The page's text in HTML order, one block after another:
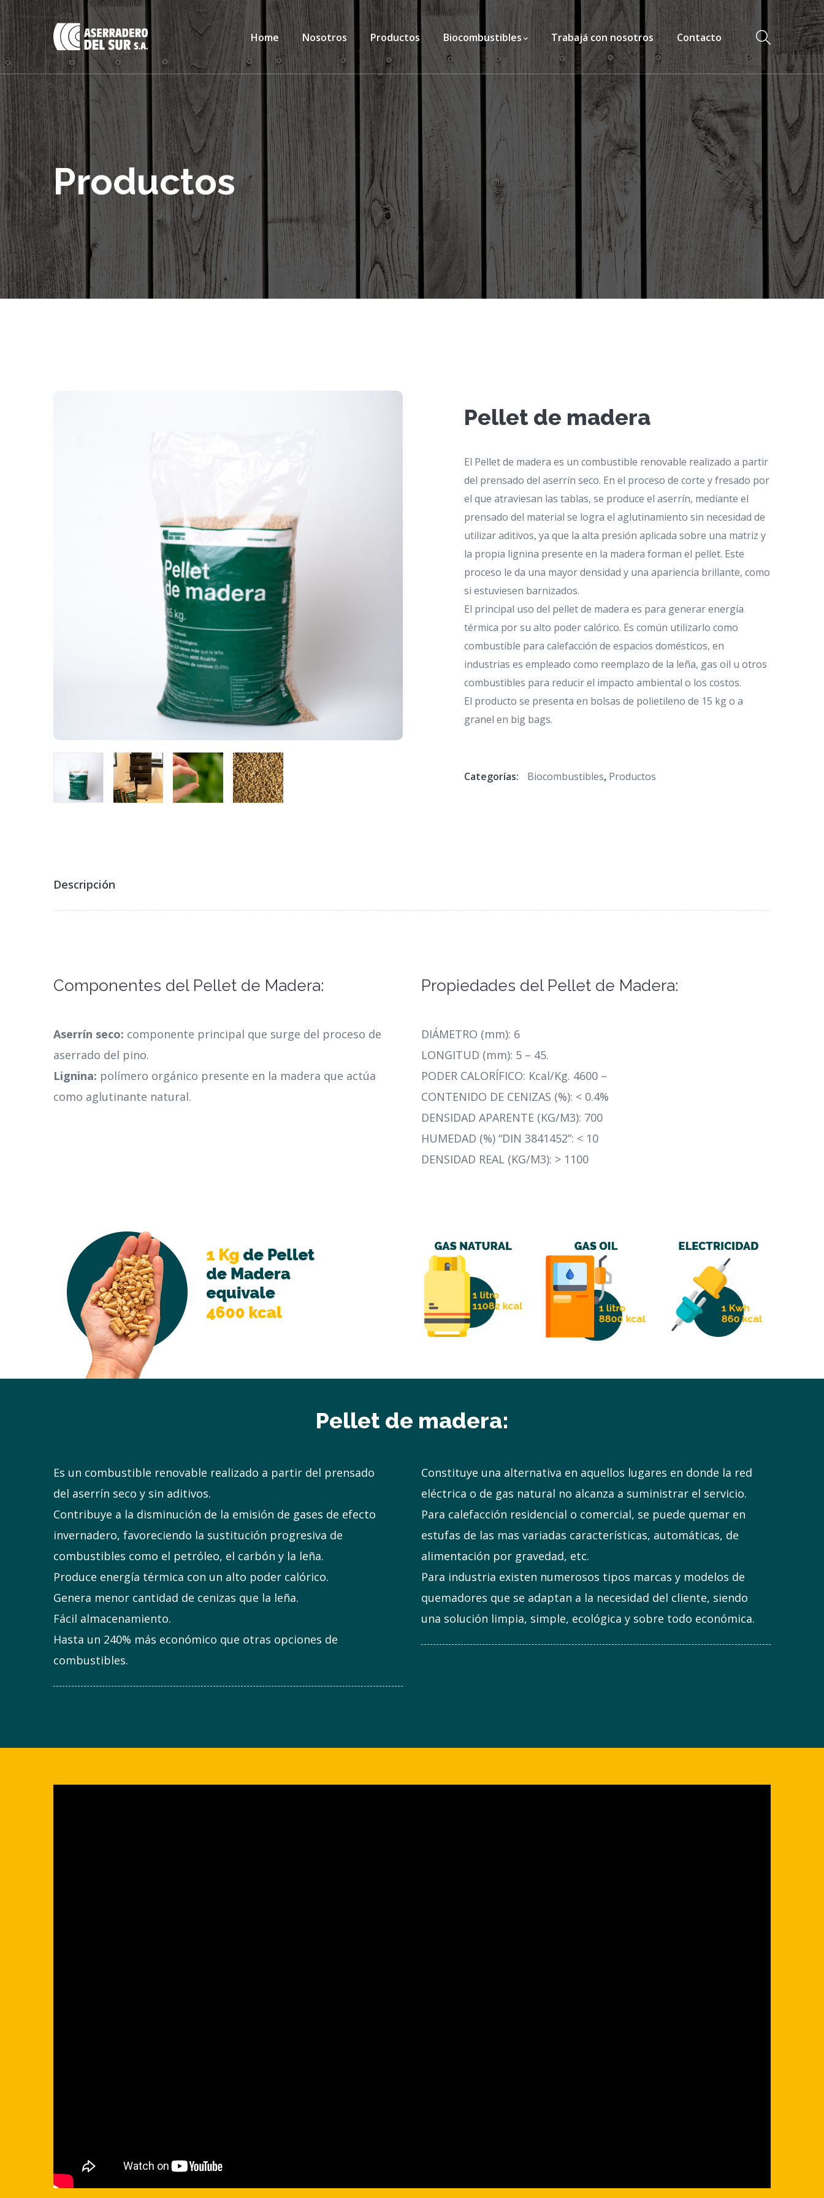
Home Nosotros Productos Biocombustibles Trabajá con nosotros Contacto
Productos
Pellet de madera
El Pellet de madera es un combustible renovable realizado a partir
del prensado del aserrín seco. En el proceso de corte y fresado por
el que atraviesan las tablas, se produce el aserrín, mediante el
prensado del material se logra el aglutinamiento sin necesidad de
utilizar aditivos, ya que la alta presión aplicada sobre una matriz y
la propia lignina presente en la madera forman el pellet. Este
proceso le da una mayor densidad y una apariencia brillante, como
si estuviesen barnizados.
El principal uso del pellet de madera es para generar energía
térmica por su alto poder calórico. Es común utilizarlo como
combustible para calefacción de espacios domésticos, en
industrias es empleado como reemplazo de la leña, gas oil u otros
combustibles para reducir el impacto ambiental o los costos.
El producto se presenta en bolsas de polietileno de 15 kg o a
granel en big bags.
Categorías: Biocombustibles, Productos
Descripción
Componentes del Pellet de Madera:
Aserrín seco: componente principal que surge del proceso de
aserrado del pino.
Lignina: polímero orgánico presente en la madera que actúa
como aglutinante natural.
Propiedades del Pellet de Madera:
DIÁMETRO (mm): 6
LONGITUD (mm): 5 – 45.
PODER CALORÍFICO: Kcal/Kg. 4600 –
CONTENIDO DE CENIZAS (%): < 0.4%
DENSIDAD APARENTE (KG/M3): 700
HUMEDAD (%) “DIN 3841452”: < 10
DENSIDAD REAL (KG/M3): > 1100
Pellet de madera:
Es un combustible renovable realizado a partir del prensado
del aserrín seco y sin aditivos.
Contribuye a la disminución de la emisión de gases de efecto
invernadero, favoreciendo la sustitución progresiva de
combustibles como el petróleo, el carbón y la leña.
Produce energía térmica con un alto poder calórico.
Genera menor cantidad de cenizas que la leña.
Fácil almacenamiento.
Hasta un 240% más económico que otras opciones de
combustibles.
Constituye una alternativa en aquellos lugares en donde la red
eléctrica o de gas natural no alcanza a suministrar el servicio.
Para calefacción residencial o comercial, se puede quemar en
estufas de las mas variadas características, automáticas, de
alimentación por gravedad, etc.
Para industria existen numerosos tipos marcas y modelos de
quemadores que se adaptan a la necesidad del cliente, siendo
una solución limpia, simple, ecológica y sobre todo económica.